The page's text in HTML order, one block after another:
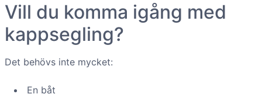
Vill du komma igång med
kappsegling?
Det behövs inte mycket:
En båt